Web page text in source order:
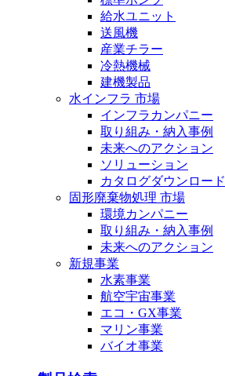
給水ユニット
送風機
産業チラー
冷熱機械
建機製品
水インフラ 市場
インフラカンパニー
取り組み・納入事例
未来へのアクション
ソリューション
カタログダウンロード
固形廃棄物処理 市場
環境カンパニー
取り組み・納入事例
未来へのアクション
新規事業
水素事業
航空宇宙事業
エコ・GX事業
マリン事業
バイオ事業